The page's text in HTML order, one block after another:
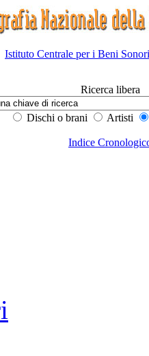
Istituto Centrale per i Beni
Ricerca libera
Dischi o brani Artisti
Indice